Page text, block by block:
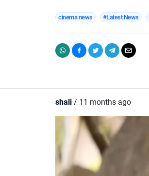
cinema news #Latest News
shali / 11 months ago